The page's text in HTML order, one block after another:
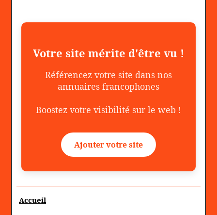
Votre site mérite d'être vu !
Référencez votre site dans nos
annuaires francophones
Boostez votre visibilité sur le web !
Ajouter votre site
Accueil